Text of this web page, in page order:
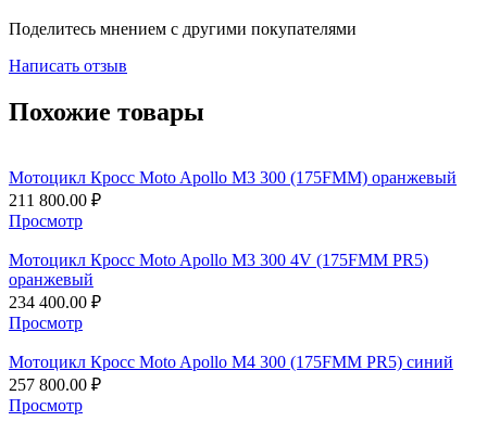
Поделитесь мнением с другими покупателями
Написать отзыв
Похожие товары
Мотоцикл Кросс Moto Apollo M3 300 (175FMM) оранжевый
211 800.00 ₽
Просмотр
Мотоцикл Кросс Moto Apollo M3 300 4V (175FMM PR5)
оранжевый
234 400.00 ₽
Просмотр
Мотоцикл Кросс Moto Apollo M4 300 (175FMM PR5) синий
257 800.00 ₽
Просмотр